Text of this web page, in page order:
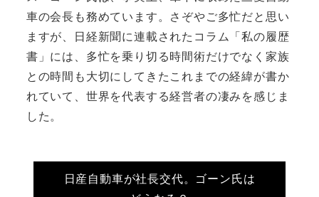
車の会長も務めています。さぞやご多忙だと思い
ますが、日経新聞に連載されたコラム「私の履歴
書」には、多忙を乗り切る時間術だけでなく家族
との時間も大切にしてきたこれまでの経緯が書か
れていて、世界を代表する経営者の凄みを感じま
した。
日産自動車が社長交代。ゴーン氏は